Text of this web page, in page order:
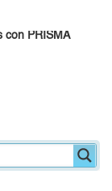
con PRISMA